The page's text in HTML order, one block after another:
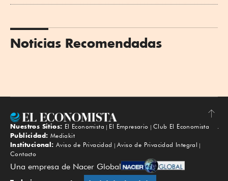
Noticias Recomendadas
Subir
Nuestros Sitios: El Economista El Empresario
Club El Economista
Publicidad: Mediakit
Institucional: Aviso de Privacidad
Aviso de Privacidad Integral
Contacto
Una empresa de Nacer Global